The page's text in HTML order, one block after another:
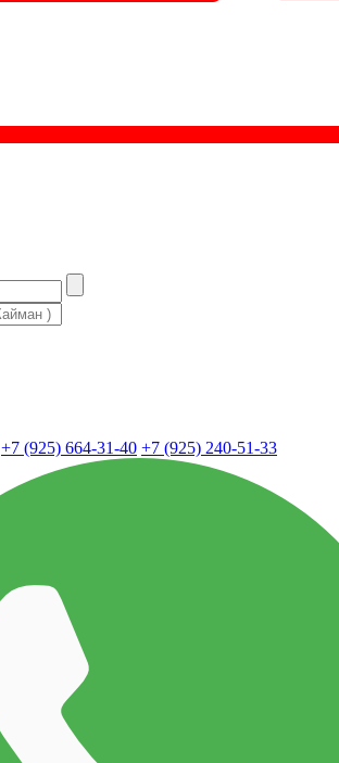
+7 (925) 664-31-40 +7 (925) 240-51-33